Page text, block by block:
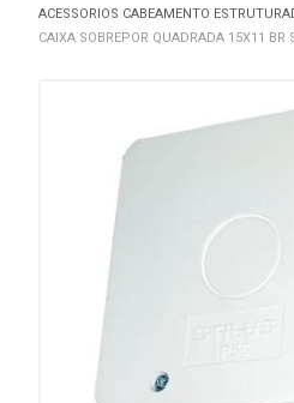
ACESSORIOS CABEAMENTO
CAIXA SOBREPOR QUADRADA 15X11 BR